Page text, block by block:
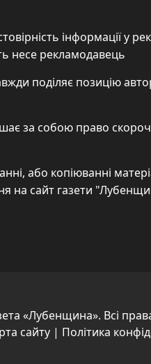
інформації у
несе рекламодавець
поділяє позицію
за собою право
або копіюванні
на сайт газети
«Лубенщина». Всі
сайту | Політика